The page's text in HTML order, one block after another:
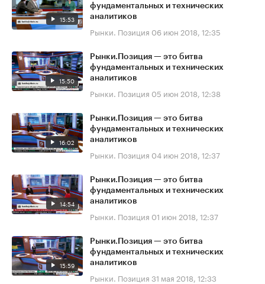
15:53
фундаментальных и технических
аналитиков
Рынки. Позиция 06 июн 2018, 12:35
15:50
Рынки.Позиция — это битва
фундаментальных и технических
аналитиков
Рынки. Позиция 05 июн 2018, 12:38
16:02
Рынки.Позиция — это битва
фундаментальных и технических
аналитиков
Рынки. Позиция 04 июн 2018, 12:37
14:54
Рынки.Позиция — это битва
фундаментальных и технических
аналитиков
Рынки. Позиция 01 июн 2018, 12:37
15:59
Рынки.Позиция — это битва
фундаментальных и технических
аналитиков
Рынки. Позиция 31 мая 2018, 12:33